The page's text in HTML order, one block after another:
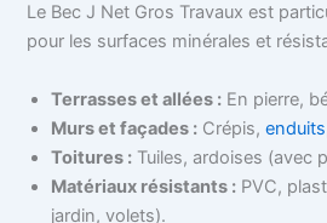
Le Bec J Net Gros Travaux est
pour les surfaces minérales et
Terrasses et allées : En pierre,
Murs et façades : Crépis,enduits
Toitures : Tuiles, ardoises (avec
Matériaux résistants : PVC,
jardin, volets).